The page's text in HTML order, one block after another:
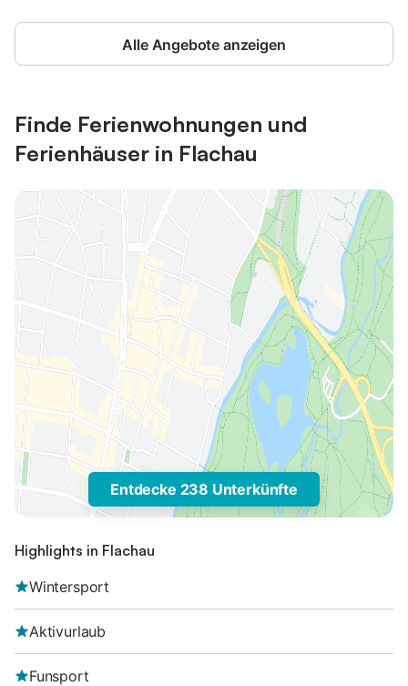
Alle Angebote anzeigen
Finde Ferienwohnungen und
Ferienhäuser in Flachau
Entdecke 238 Unterkünfte
Highlights in Flachau
Wintersport
Aktivurlaub
Funsport